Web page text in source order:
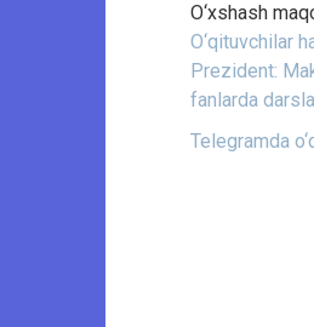
O‘xshash
O‘qituvchilar
Prezident:
fanlarda
Telegramda